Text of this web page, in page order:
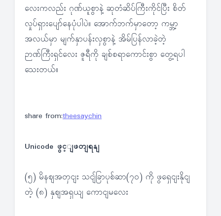
လေးကလည်း ဂုဏ်ယူစွာနဲ့ ဆုတံဆိပ်ကြီးကိုင်ပြီး စိတ်
လှုပ်ရှားပျော်နေပုံပါပဲ။ အောက်ဘက်မှာတော့ ကမ္ဘာ့
အလယ်မှာ မျက်နှာပန်းလှစွာနဲ့ အိမ်ပြန်လာခဲ့တဲ့
ဉာဏ်ကြီးရှင်လေး ဇူရီကို ချစ်စရာကောင်းစွာ တွေ့ရပါ
သေးတယ်။
share from:theesaychin
Unicode ဖွင့ျဖတျရနျ
(၅) မိနဈအတှငျး သငျ်ခြာပုစ်ဆာ(၇၀) ကို ဖွရှေငျးနိုငျ
တဲ့ (၈) နှဈအရှယျ ကောငျမလေး